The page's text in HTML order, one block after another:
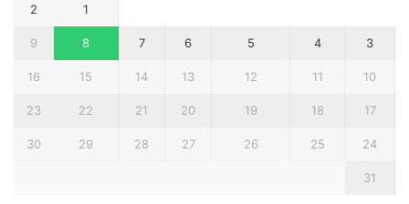
1
2
3
4
5
6
7
8
9
10
11
12
13
14
15
16
17
18
19
20
21
22
23
24
25
26
27
28
29
30
31